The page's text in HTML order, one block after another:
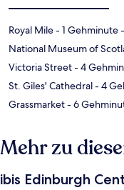
Royal Mile- 1 Gehminute
National Museum of
Victoria Street- 4
St. Giles' Cathedral- 4
Grassmarket- 6
Mehr zu
ibis Edinburgh